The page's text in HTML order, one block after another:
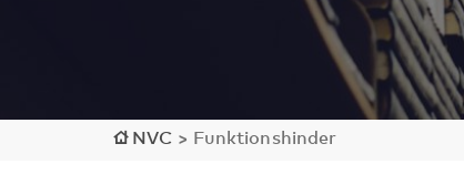
NVC > Funktionshinder